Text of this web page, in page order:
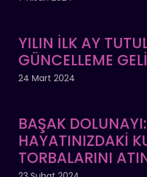
YILIN İLK AY
GÜNCELLEME
24 Mart 2024
BAŞAK DOLUNAYI:
HAYATINIZDAKİ
TORBALARINI